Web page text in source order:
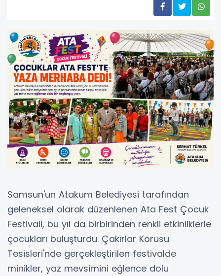
Samsun'un Atakum Belediyesi tarafından
geleneksel olarak düzenlenen Ata Fest Çocuk
Festivali, bu yıl da birbirinden renkli etkinliklerle
çocukları buluşturdu. Çakırlar Korusu
Tesisleri'nde gerçekleştirilen festivalde
minikler, yaz mevsimini eğlence dolu